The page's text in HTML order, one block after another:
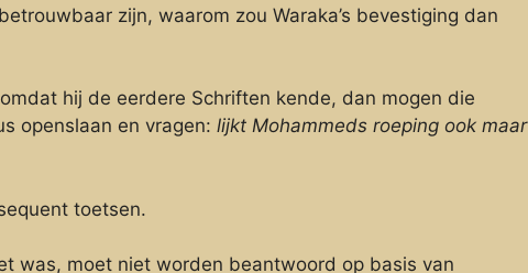
zijn, waarom zou Waraka’s bevestiging dan
hij de eerdere Schriften kende, dan mogen die
openslaan en vragen: lijkt Mohammeds roeping ook maar
toetsen.
was, moet niet worden beantwoord op basis van